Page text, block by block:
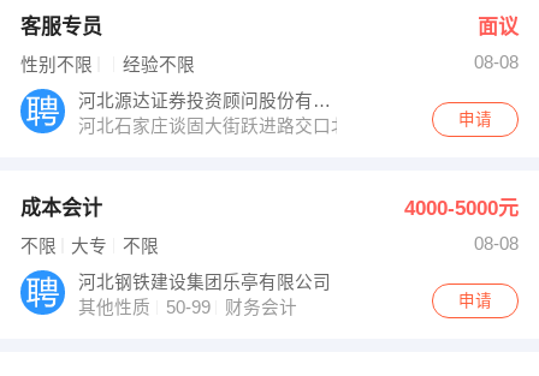
客服专员 面议
性别不限 经验不限
08-08
河北源达证券投资顾问股份有限公司
河北石家庄谈固大街跃进路交口北行200米路西源达投顾
申请
成本会计 4000-5000元
不限 大专 不限
08-08
河北钢铁建设集团乐亭有限公司
其他性质
50-99 财务会计 申请